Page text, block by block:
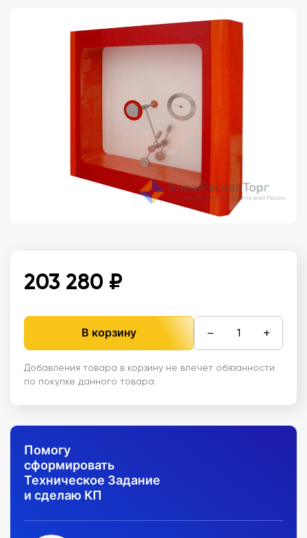
203 280 ₽
В корзину − +
Добавления товара в корзину не влечет обязанности
по покупке данного товара
Помогу
сформировать
Техническое Задание
и сделаю КП